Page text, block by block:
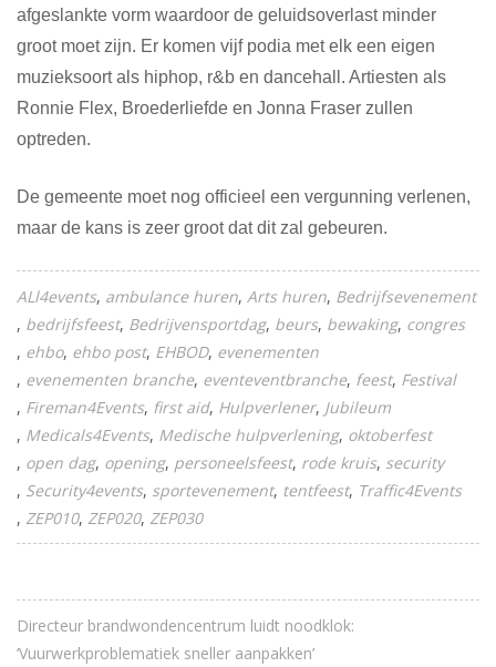
afgeslankte vorm waardoor de geluidsoverlast minder
groot moet zijn. Er komen vijf podia met elk een eigen
muzieksoort als hiphop, r&b en dancehall. Artiesten als
Ronnie Flex, Broederliefde en Jonna Fraser zullen
optreden.
De gemeente moet nog officieel een vergunning verlenen,
maar de kans is zeer groot dat dit zal gebeuren.
ALl4events ambulance huren Arts huren Bedrijfsevenement
bedrijfsfeest Bedrijvensportdag beurs bewaking congres
ehbo ehbo post EHBOD evenementen
evenementen branche eventeventbranche feest Festival
Fireman4Events first aid Hulpverlener Jubileum
Medicals4Events Medische hulpverlening oktoberfest
open dag opening personeelsfeest rode kruis security
Security4events sportevenement tentfeest Traffic4Events
ZEP010 ZEP020 ZEP030
Directeur brandwondencentrum luidt noodklok:
‘Vuurwerkproblematiek sneller aanpakken’